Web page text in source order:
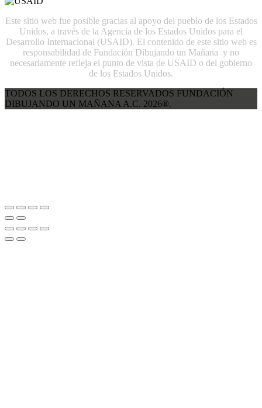
Este sitio web fue posible gracias al apoyo del pueblo de los Estados
Unidos, a través de la Agencia de los Estados Unidos para el
Desarrollo Internacional (USAID). El contenido de este sitio web es
responsabilidad de Fundación Dibujando un Mañana y no
necesariamente refleja el punto de vista de USAID o del gobierno
de los Estados Unidos.
TODOS LOS DERECHOS RESERVADOS FUNDACIÓN
DIBUJANDO UN MAÑANA A.C. 2026®.